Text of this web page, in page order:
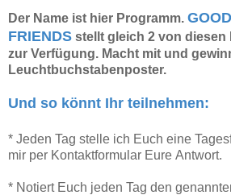
Der Name ist hier Programm.
FRIENDS stellt gleich 2 von diesen
zur Verfügung. Macht mit und
Leuchtbuchstabenposter.
Und so könnt Ihr teilnehmen:
* Jeden Tag stelle ich Euch eine
mir per Kontaktformular Eure Antwort.
* Notiert Euch jeden Tag den